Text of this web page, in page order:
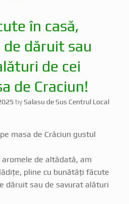
în casă,
dăruit sau
de cei
de Craciun!
bySalasu de Sus Centrul Local
masa de Crăciun gustul
aromele de altădată, am
pline cu bunătăți făcute
dăruit sau de savurat alături